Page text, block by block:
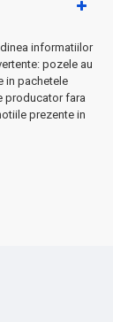
poate fi
fizice,
informatiilor
pozele au
in pachetele
producator fara
prezente in